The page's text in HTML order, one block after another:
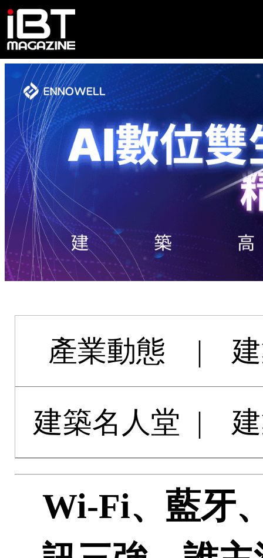
產業動態 |
建築名人堂 |
Wi-Fi、藍牙